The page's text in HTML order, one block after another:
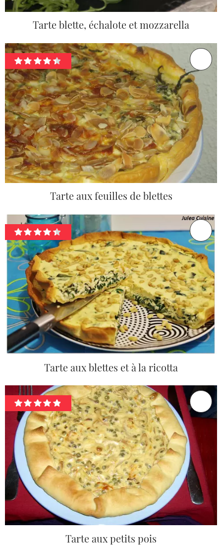
Tarte blette, échalote et mozzarella
Tarte aux feuilles de blettes
Tarte aux blettes et à la ricotta
Tarte aux petits pois